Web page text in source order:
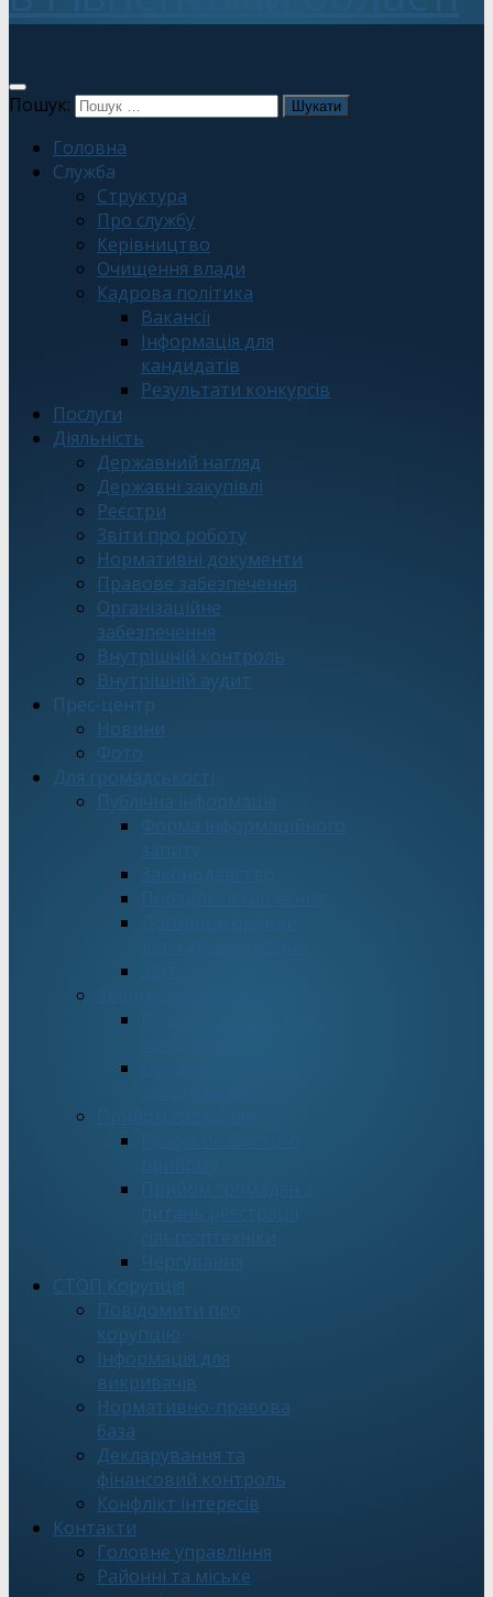
Пошук:
Головна
Служба
Структура
Про службу
Керівництво
Очищення влади
Кадрова політика
Вакансії
Інформація для
кандидатів
Результати конкурсів
Послуги
Діяльність
Державний нагляд
Державні закупівлі
Реєстри
Звіти про роботу
Нормативні документи
Правове забезпечення
Організаційне
забезпечення
Внутрішній контроль
Внутрішній аудит
Прес-центр
Новини
Фото
Для громадськості
СТОП Корупція
Повідомити про
корупцію
Інформація для
викривачів
Нормативно-правова
база
Декларування та
фінансовий контроль
Конфлікт інтересів
Контакти
Головне управління
Районні та міське